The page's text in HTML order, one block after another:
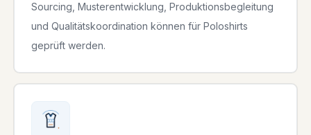
Sourcing, Musterentwicklung, Produktionsbegleitung
und Qualitätskoordination können für Poloshirts
geprüft werden.